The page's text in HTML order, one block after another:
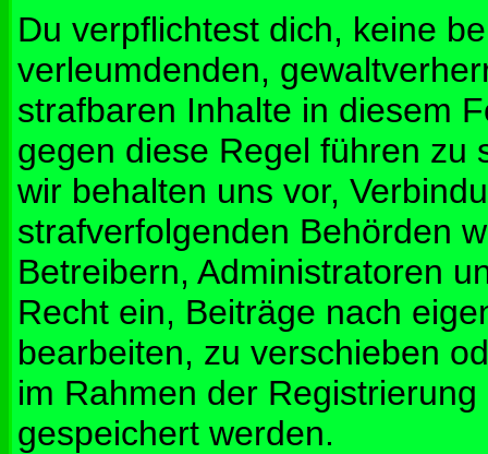
Du verpflichtest dich, keine
verleumdenden,
strafbaren Inhalte in diesem
gegen diese Regel führen zu
wir behalten uns vor,
strafverfolgenden Behörden
Betreibern, Administratoren
Recht ein, Beiträge nach
bearbeiten, zu verschieben
im Rahmen der
gespeichert werden.